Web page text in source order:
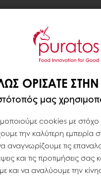
ΟΡΊΣΑΤΕ ΣΤΗΝ
μας
cookies με
την καλύτερη εμπειρία
αναγνωρίζουμε τις
και τις προτιμήσεις
και να αναλύουμε την